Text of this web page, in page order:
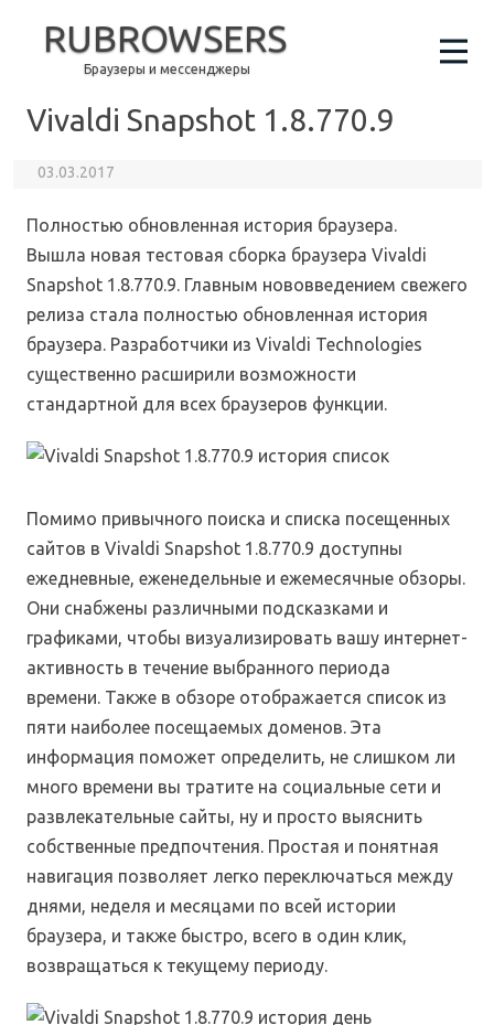
RUBROWSERS
Браузеры и мессенджеры
Vivaldi Snapshot 1.8.770.9
03.03.2017
Полностью обновленная история браузера.
Вышла новая тестовая сборка браузера Vivaldi
Snapshot 1.8.770.9. Главным нововведением свежего
релиза стала полностью обновленная история
браузера. Разработчики из Vivaldi Technologies
существенно расширили возможности
стандартной для всех браузеров функции.
Помимо привычного поиска и списка посещенных
сайтов в Vivaldi Snapshot 1.8.770.9 доступны
ежедневные, еженедельные и ежемесячные обзоры.
Они снабжены различными подсказками и
графиками, чтобы визуализировать вашу интернет-
активность в течение выбранного периода
времени. Также в обзоре отображается список из
пяти наиболее посещаемых доменов. Эта
информация поможет определить, не слишком ли
много времени вы тратите на социальные сети и
развлекательные сайты, ну и просто выяснить
собственные предпочтения. Простая и понятная
навигация позволяет легко переключаться между
днями, неделя и месяцами по всей истории
браузера, и также быстро, всего в один клик,
возвращаться к текущему периоду.